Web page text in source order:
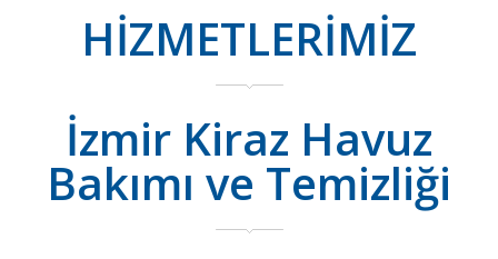
HİZMETLERİMİZ
İzmir Kiraz Havuz
Bakımı ve Temizliği